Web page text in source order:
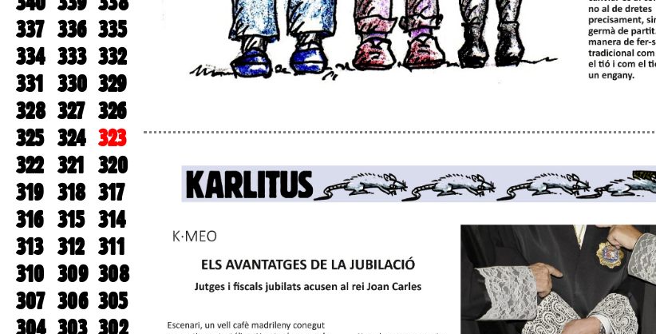
337 336 335
334 333 332
331 330 329
328 327 326
325 324 323
322 321 320
319 318 317
316 315 314
313 312 311
310 309 308
307 306 305
304 303 302